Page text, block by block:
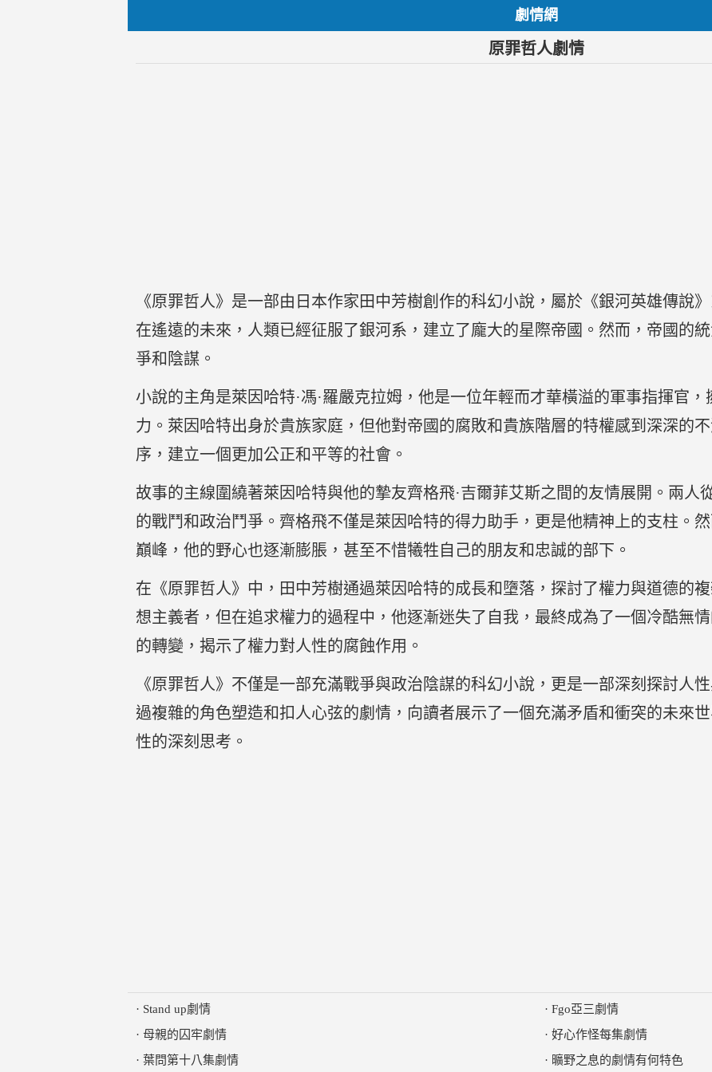
劇情網
原罪哲人劇情
《原罪哲人》是一部由日本作家田中芳樹創作的科幻小說，屬於《銀河英雄傳說
在遙遠的未來，人類已經征服了銀河系，建立了龐大的星際帝國。然而，帝國的
爭和陰謀。
小說的主角是萊因哈特·馮·羅嚴克拉姆，他是一位年輕而才華橫溢的軍事指揮官
力。萊因哈特出身於貴族家庭，但他對帝國的腐敗和貴族階層的特權感到深深的
序，建立一個更加公正和平等的社會。
故事的主線圍繞著萊因哈特與他的摯友齊格飛·吉爾菲艾斯之間的友情展開。兩人
的戰鬥和政治鬥爭。齊格飛不僅是萊因哈特的得力助手，更是他精神上的支柱。
巔峰，他的野心也逐漸膨脹，甚至不惜犧牲自己的朋友和忠誠的部下。
在《原罪哲人》中，田中芳樹通過萊因哈特的成長和墮落，探討了權力與道德的
想主義者，但在追求權力的過程中，他逐漸迷失了自我，最終成為了一個冷酷無
的轉變，揭示了權力對人性的腐蝕作用。
《原罪哲人》不僅是一部充滿戰爭與政治陰謀的科幻小說，更是一部深刻探討人
過複雜的角色塑造和扣人心弦的劇情，向讀者展示了一個充滿矛盾和衝突的未來
性的深刻思考。
· Stand up劇情
· 母親的囚牢劇情
· 葉問第十八集劇情
· Fgo亞三劇情
· 好心作怪每集劇情
· 曠野之息的劇情有何特色